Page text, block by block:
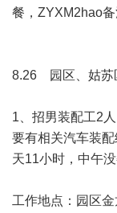
餐，ZYXM2hao备
8.26 园区、姑苏
1、招男装配工2
要有相关汽车装
天11小时，中午
工作地点：园区